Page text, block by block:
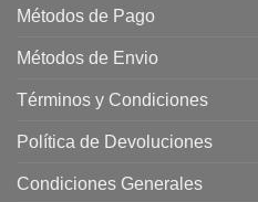
Métodos de Pago
Métodos de Envio
Términos y Condiciones
Política de Devoluciones
Condiciones Generales